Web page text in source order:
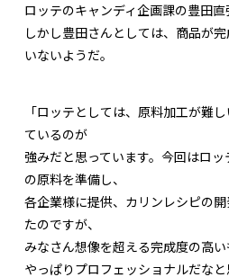
ロッテのキャンディ企画課の豊田直
しかし豊田さんとしては、商品が
いないようだ。
「ロッテとしては、原料加工が難
ているのが
強みだと思っています。今回はロ
の原料を準備し、
各企業様に提供、カリンレシピの
たのですが、
みなさん想像を超える完成度の高い
やっぱりプロフェッショナルだなと